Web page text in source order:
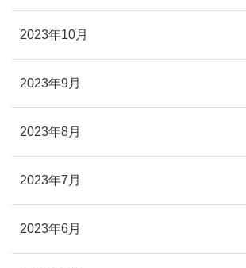
2023年10月
2023年9月
2023年8月
2023年7月
2023年6月